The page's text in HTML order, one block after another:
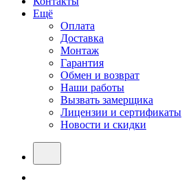
Ещё
Оплата
Доставка
Монтаж
Гарантия
Обмен и возврат
Наши работы
Вызвать замерщика
Лицензии и сертификаты
Новости и скидки